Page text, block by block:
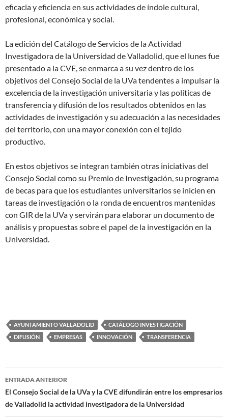
eficacia y eficiencia en sus actividades de índole cultural,
profesional, económica y social.
La edición del Catálogo de Servicios de la Actividad
Investigadora de la Universidad de Valladolid, que el lunes fue
presentado a la CVE, se enmarca a su vez dentro de los
objetivos del Consejo Social de la UVa tendentes a impulsar la
excelencia de la investigación universitaria y las políticas de
transferencia y difusión de los resultados obtenidos en las
actividades de investigación y su adecuación a las necesidades
del territorio, con una mayor conexión con el tejido
productivo.
En estos objetivos se integran también otras iniciativas del
Consejo Social como su Premio de Investigación, su programa
de becas para que los estudiantes universitarios se inicien en
tareas de investigación o la ronda de encuentros mantenidas
con GIR de la UVa y servirán para elaborar un documento de
análisis y propuestas sobre el papel de la investigación en la
Universidad.
AYUNTAMIENTO VALLADOLID
CATÁLOGO INVESTIGACIÓN
DIFUSIÓN
EMPRESAS INNOVACIÓN TRANSFERENCIA
Navegación
de
entradas
ENTRADA ANTERIOR
El Consejo Social de la UVa y la CVE difundirán entre los empresarios
de Valladolid la actividad investigadora de la Universidad